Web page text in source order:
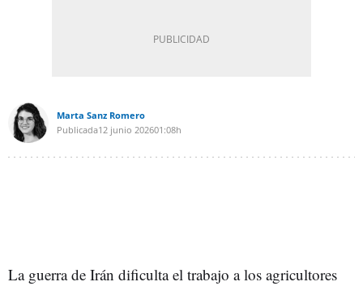
Marta Sanz Romero
Publicada12 junio 202601:08h
La guerra de Irán dificulta el trabajo a los agricultores